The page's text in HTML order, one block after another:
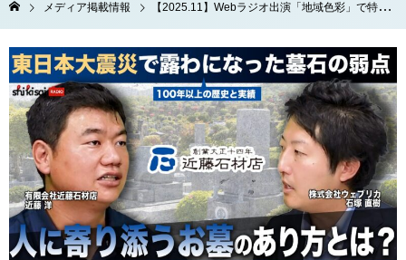
メディア掲載情報 【2025.11】Webラジオ出演「地域色彩」で特集！創業100年・5代目が語る「未来のお墓作り」と熱い想い